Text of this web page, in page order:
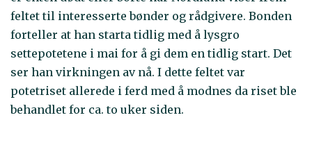
feltet til interesserte bønder og rådgivere. Bonden
forteller at han starta tidlig med å lysgro
settepotetene i mai for å gi dem en tidlig start. Det
ser han virkningen av nå. I dette feltet var
potetriset allerede i ferd med å modnes da riset ble
behandlet for ca. to uker siden.